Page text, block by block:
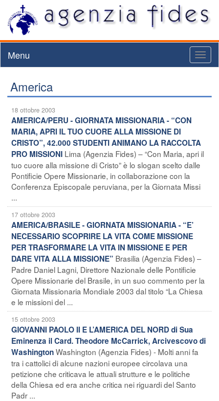
Menu
America
18 ottobre 2003
AMERICA/PERU - GIORNATA MISSIONARIA - “CON
MARIA, APRI IL TUO CUORE ALLA MISSIONE DI
CRISTO”, 42.000 STUDENTI ANIMANO LA RACCOLTA
PRO MISSIONI Lima (Agenzia Fides) – “Con Maria, apri il
tuo cuore alla missione di Cristo” è lo slogan scelto dalle
Pontificie Opere Missionarie, in collaborazione con la
Conferenza Episcopale peruviana, per la Giornata Missi
...
17 ottobre 2003
AMERICA/BRASILE - GIORNATA MISSIONARIA - “E’
NECESSARIO SCOPRIRE LA VITA COME MISSIONE
PER TRASFORMARE LA VITA IN MISSIONE E PER
DARE VITA ALLA MISSIONE” Brasilia (Agenzia Fides) –
Padre Daniel Lagni, Direttore Nazionale delle Pontificie
Opere Missionarie del Brasile, in un suo commento per la
Giornata Missionaria Mondiale 2003 dal titolo “La Chiesa
e le missioni del ...
15 ottobre 2003
GIOVANNI PAOLO II E L’AMERICA DEL NORD di Sua
Eminenza il Card. Theodore McCarrick, Arcivescovo di
WashingtonWashington (Agenzia Fides) - Molti anni fa
tra i cattolici di alcune nazioni europee circolava una
petizione che criticava le attuali strutture e le politiche
della Chiesa ed era anche critica nei riguardi del Santo
Padr ...